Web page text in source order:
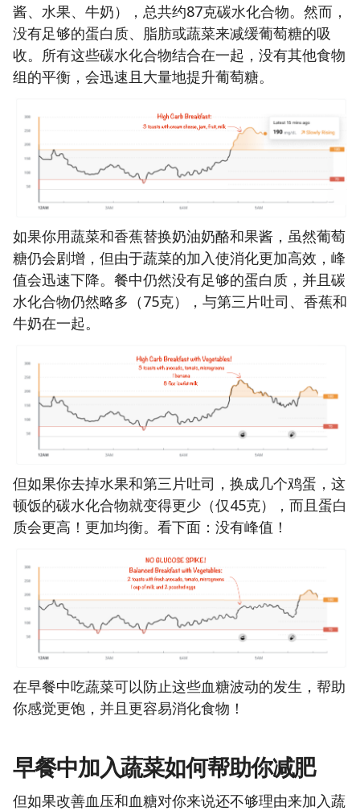
酱、水果、牛奶），总共约87克碳水化合物。然而，
没有足够的蛋白质、脂肪或蔬菜来减缓葡萄糖的吸
收。所有这些碳水化合物结合在一起，没有其他食物
组的平衡，会迅速且大量地提升葡萄糖。
如果你用蔬菜和香蕉替换奶油奶酪和果酱，虽然葡萄
糖仍会剧增，但由于蔬菜的加入使消化更加高效，峰
值会迅速下降。餐中仍然没有足够的蛋白质，并且碳
水化合物仍然略多（75克），与第三片吐司、香蕉和
牛奶在一起。
但如果你去掉水果和第三片吐司，换成几个鸡蛋，这
顿饭的碳水化合物就变得更少（仅45克），而且蛋白
质会更高！更加均衡。看下面：没有峰值！
在早餐中吃蔬菜可以防止这些血糖波动的发生，帮助
你感觉更饱，并且更容易消化食物！
早餐中加入蔬菜如何帮助你减肥
但如果改善血压和血糖对你来说还不够理由来加入蔬